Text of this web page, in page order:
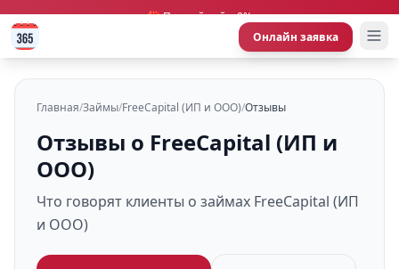
🎁 Первый займ 0%
Онлайн заявка
Главная/Займы/FreeCapital (ИП и ООО)/Отзывы
Отзывы о FreeCapital (ИП и
ООО)
Что говорят клиенты о займах FreeCapital (ИП
и ООО)